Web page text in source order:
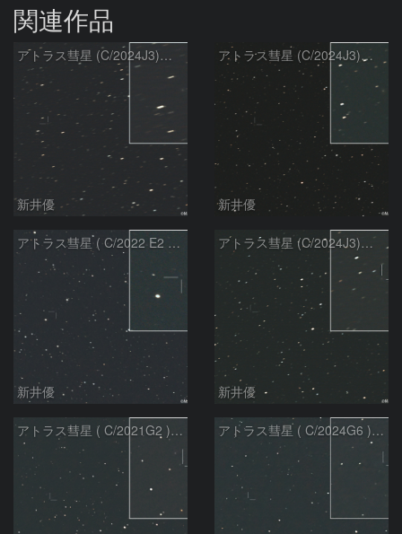
関連作品
アトラス彗星 (C/2024J3)：2026/08/07
新井優
アトラス彗星 (C/2024J3)：2026/08/05
新井優
アトラス彗星 ( C/2022 E2 )：2026/07/27
新井優
アトラス彗星 (C/2024J3)：2026/07/26
新井優
アトラス彗星 ( C/2021G2 )：2026/07/09 アトラス彗星 ( C/2024G6 )：2026/07/09